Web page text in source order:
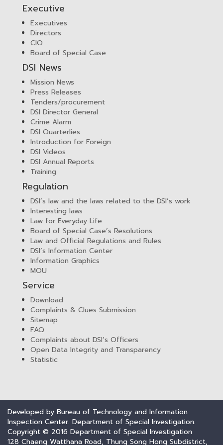
Executive
Executives
Directors
CIO
Board of Special Case
DSI News
Mission News
Press Releases
Tenders/procurement
DSI Director General
Crime Alarm
DSI Quarterlies
Introduction for Foreign
DSI Videos
DSI Annual Reports
Training
Regulation
DSI’s law and the laws related to the DSI’s work
Interesting laws
Law for Everyday Life
Board of Special Case’s Resolutions
Law and Official Regulations and Rules
DSI’s Information Center
Information Graphics
MOU
Service
Download
Complaints & Clues Submission
Sitemap
FAQ
Complaints about DSI’s Officers
Open Data Integrity and Transparency
Statistic
Developed by Bureau of Technology and Information
Inspection Center. Department of Special Investigation.
Copyright © 2016 Department of Special Investigation
128 Chaeng Watthana Road, Thung Song Hong Subdistrict,